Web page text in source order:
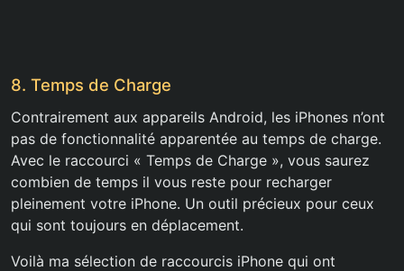
8. Temps de Charge
Contrairement aux appareils Android, les iPhones n’ont
pas de fonctionnalité apparentée au temps de charge.
Avec le raccourci « Temps de Charge », vous saurez
combien de temps il vous reste pour recharger
pleinement votre iPhone. Un outil précieux pour ceux
qui sont toujours en déplacement.
Voilà ma sélection de raccourcis iPhone qui ont